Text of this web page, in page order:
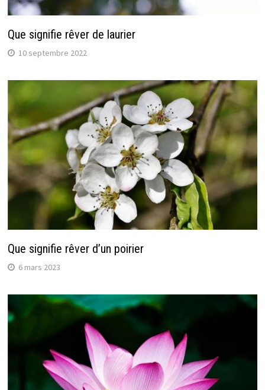
Que signifie rêver de laurier
10 septembre 2022
Que signifie rêver d’un poirier
6 mars 2023